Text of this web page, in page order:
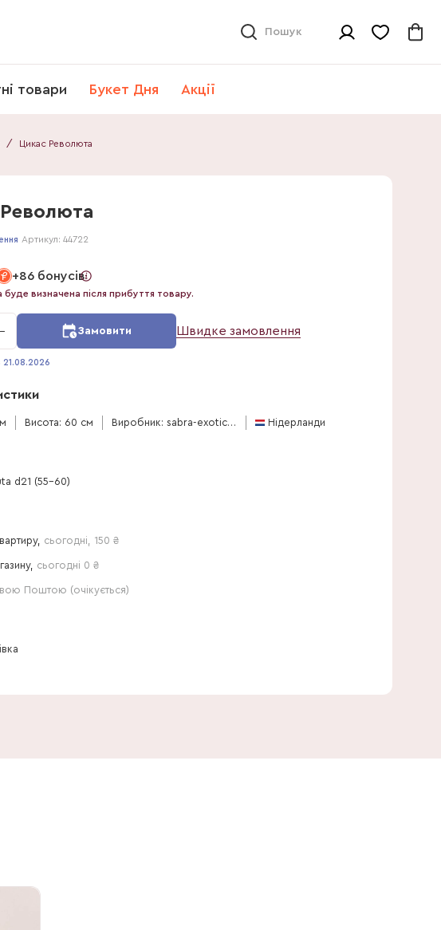
Пошук
товари Букет Дня Акції
/ Цикас Революта
Артикул: 44722
+86 бонусів
буде визначена після прибуття товару.
Замовити Швидке замовлення
21.08.2026
Висота: 60 см Виробник: sabra-exotics-bv Нідерланди
d21 (55-60)
сьогодні 150 ₴
сьогодні 0 ₴
Поштою (очікується)